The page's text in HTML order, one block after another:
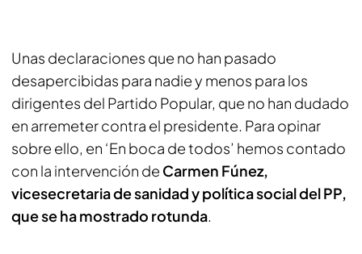
Unas declaraciones que no han pasado
desapercibidas para nadie y menos para los
dirigentes del Partido Popular, que no han dudado
en arremeter contra el presidente. Para opinar
sobre ello, en ‘En boca de todos’ hemos contado
con la intervención de Carmen Fúnez,
vicesecretaria de sanidad y política social del PP,
que se ha mostrado rotunda.